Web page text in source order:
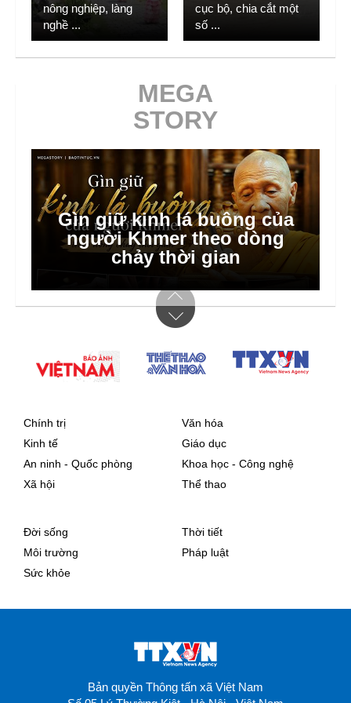
nông nghiệp, làng
nghề ...
cục bộ, chia cắt một
số ...
MEGA
STORY
Gìn giữ kinh lá buông của
người Khmer theo dòng
chảy thời gian
Chính trị
Kinh tế
An ninh - Quốc phòng
Xã hội
Văn hóa
Giáo dục
Khoa học - Công nghệ
Thể thao
Đời sống
Môi trường
Sức khỏe
Thời tiết
Pháp luật
Bản quyền Thông tấn xã Việt Nam